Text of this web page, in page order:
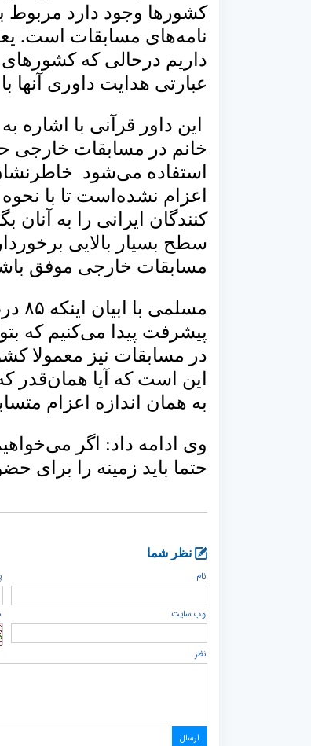
کشورها وجود دارد مربوط
نامه‌های مسابقات است.
داریم درحالی که
عبارتی هدایت داوری آنها
این داور قرآنی با اشاره
خانم در مسابقات خارجی
استفاده می‌شود
اعزام نشده‌است تا با
کنندگان ایرانی را به
سطح بسیار بالایی
مسابقات خارجی موفق
پیشرفت پیدا می‌کنیم که
در مسابقات نیز معمولا
این است که آیا همان‌قدر
به همان اندازه اعزام
وی ادامه داد: اگر
حتما باید زمینه را برای
نظر شما
نام
وب سایت
نظر